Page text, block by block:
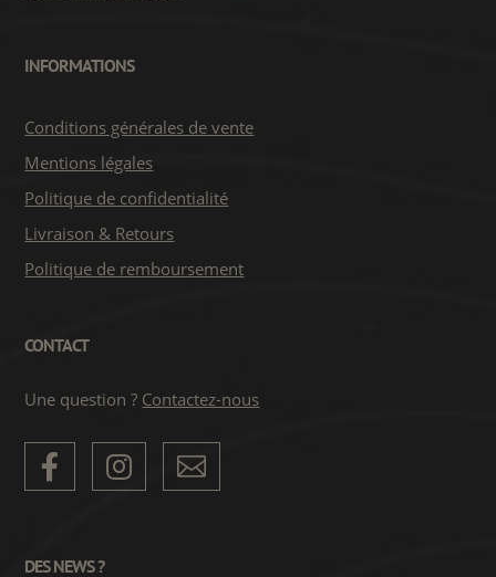
INFORMATIONS
Conditions générales de vente
Mentions légales
Politique de confidentialité
Livraison & Retours
Politique de remboursement
CONTACT
Une question ? Contactez-nous
  
DES NEWS ?